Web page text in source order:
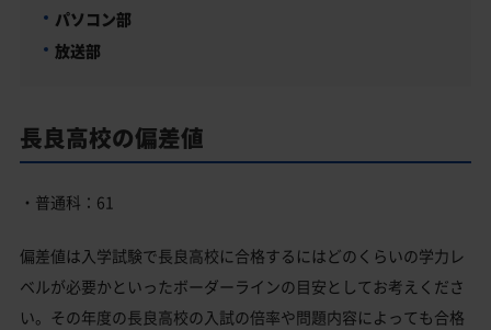
パソコン部
放送部
長良高校の偏差値
・普通科：61
偏差値は入学試験で長良高校に合格するにはどのくらいの学力レ
ベルが必要かといったボーダーラインの目安としてお考えくださ
い。その年度の長良高校の入試の倍率や問題内容によっても合格